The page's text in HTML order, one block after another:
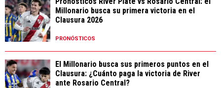
Millonario busca su primera victoria en el
Clausura 2026
PRONÓSTICOS
El Millonario busca sus primeros puntos en el
Clausura: ¿Cuánto paga la victoria de River
ante Rosario Central?